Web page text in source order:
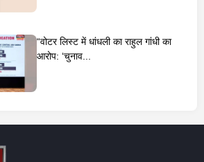
“वोटर लिस्ट में धांधली का राहुल गांधी का
आरोप: ‘चुनाव...